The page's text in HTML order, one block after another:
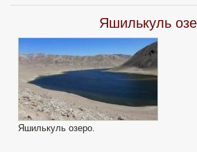
Яшилькуль
Яшилькуль озеро.